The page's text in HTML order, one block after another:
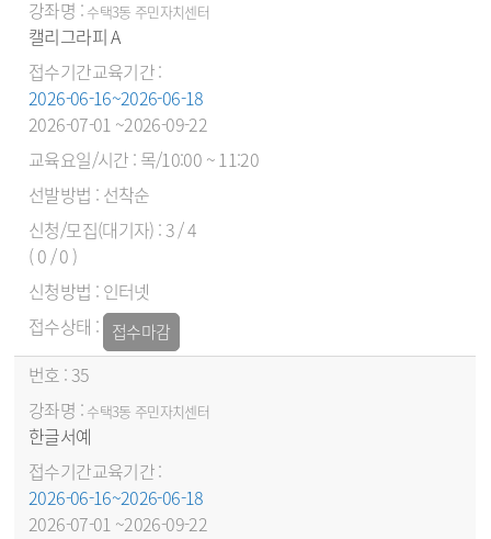
수택3동 주민자치센터
캘리그라피 A
2026-06-16~2026-06-18
2026-07-01 ~2026-09-22
목/10:00 ~ 11:20
선착순
3 / 4
( 0 / 0 )
인터넷
접수마감
35
수택3동 주민자치센터
한글서예
2026-06-16~2026-06-18
2026-07-01 ~2026-09-22